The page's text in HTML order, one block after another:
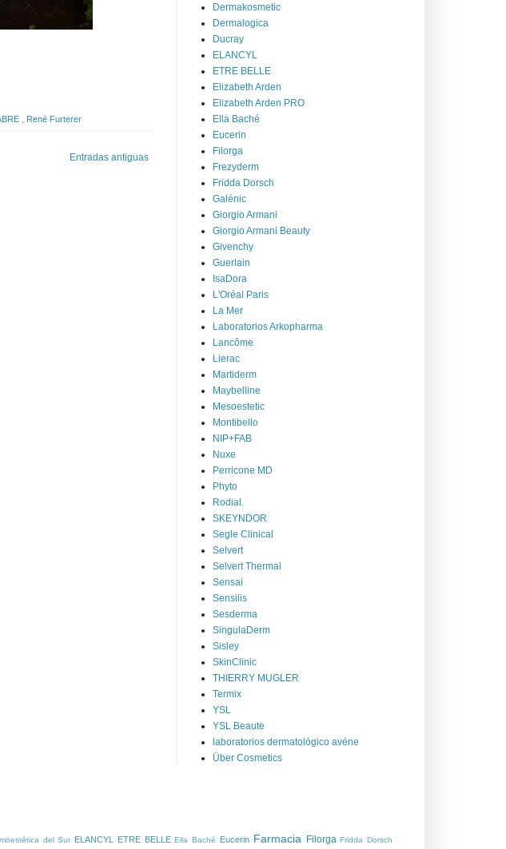
René Furterer
Entradas antiguas
Dermakosmetic
Dermalogica
Ducray
ELANCYL
ETRE BELLE
Elizabeth Arden
Elizabeth Arden PRO
Ella Baché
Eucerin
Filorga
Frezyderm
Fridda Dorsch
Galénic
Giorgio Armani
Giorgio Armani Beauty
Givenchy
Guerlain
IsaDora
L'Oréal Paris
La Mer
Laboratorios Arkopharma
Lancôme
Lierac
Martiderm
Maybelline
Mesoestetic
Montibello
NIP+FAB
Nuxe
Perricone MD
Phyto
Rodial.
SKEYNDOR
Segle Clinical
Selvert
Selvert Thermal
Sensai
Sensilis
Sesderma
SingulaDerm
Sisley
SkinClinic
THIERRY MUGLER
Termix
YSL
YSL Beaute
laboratorios dermatológico avéne
Über Cosmetics
del Sur ELANCYL ETRE BELLEElla Baché Eucerin Farmacia FilorgaFridda Dorsch